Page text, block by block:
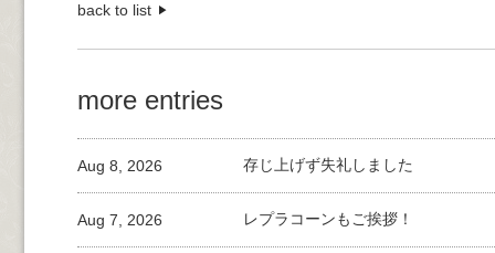
back to list
more entries
存じ上げず失礼しました
Aug 8, 2026
レプラコーンもご挨拶！
Aug 7, 2026